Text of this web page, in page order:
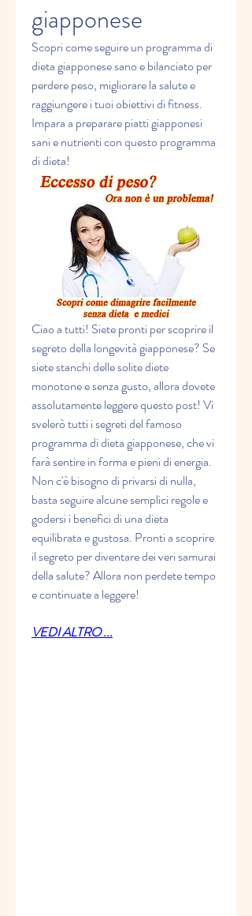
giapponese
Scopri come seguire un programma di
dieta giapponese sano e bilanciato per
perdere peso, migliorare la salute e
raggiungere i tuoi obiettivi di fitness.
Impara a preparare piatti giapponesi
sani e nutrienti con questo programma
di dieta!
Ciao a tutti! Siete pronti per scoprire il
segreto della longevità giapponese? Se
siete stanchi delle solite diete
monotone e senza gusto, allora dovete
assolutamente leggere questo post! Vi
svelerò tutti i segreti del famoso
programma di dieta giapponese, che vi
farà sentire in forma e pieni di energia.
Non c'è bisogno di privarsi di nulla,
basta seguire alcune semplici regole e
godersi i benefici di una dieta
equilibrata e gustosa. Pronti a scoprire
il segreto per diventare dei veri samurai
della salute? Allora non perdete tempo
e continuate a leggere!
VEDI ALTRO ...